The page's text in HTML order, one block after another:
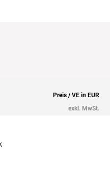
Preis / VE in EUR
exkl. MwSt.